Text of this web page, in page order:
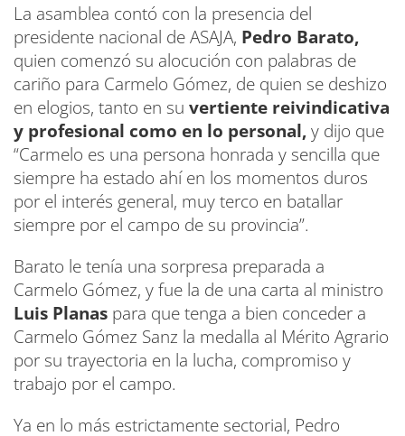
La asamblea contó con la presencia del
presidente nacional de ASAJA, Pedro Barato,
quien comenzó su alocución con palabras de
cariño para Carmelo Gómez, de quien se deshizo
en elogios, tanto en su vertiente reivindicativa
y profesional como en lo personal,y dijo que
“Carmelo es una persona honrada y sencilla que
siempre ha estado ahí en los momentos duros
por el interés general, muy terco en batallar
siempre por el campo de su provincia”.
Barato le tenía una sorpresa preparada a
Carmelo Gómez, y fue la de una carta al ministro
Luis Planas para que tenga a bien conceder a
Carmelo Gómez Sanz la medalla al Mérito Agrario
por su trayectoria en la lucha, compromiso y
trabajo por el campo.
Ya en lo más estrictamente sectorial, Pedro